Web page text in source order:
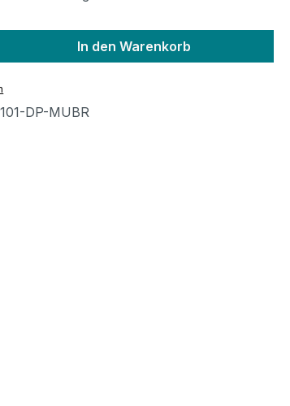
Gib den gewünschten Wert
In den Warenkorb
DP-MUBR